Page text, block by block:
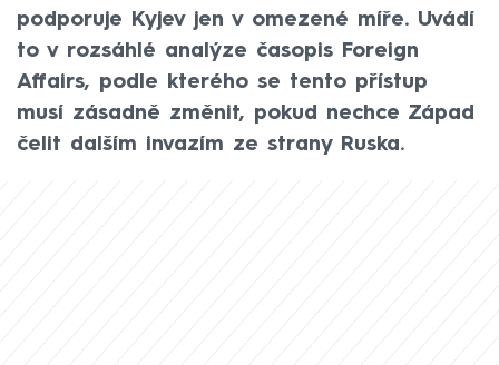
podporuje Kyjev jen v omezené míře. Uvádí
to v rozsáhlé analýze časopis Foreign
Affairs, podle kterého se tento přístup
musí zásadně změnit, pokud nechce Západ
čelit dalším invazím ze strany Ruska.